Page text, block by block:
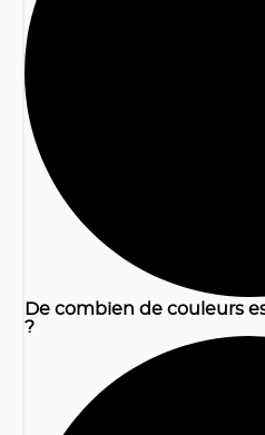
De combien de couleurs
?